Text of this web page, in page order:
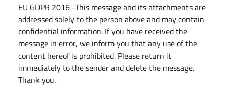
EU GDPR 2016 -This message and its attachments are
addressed solely to the person above and may contain
confidential information. If you have received the
message in error, we inform you that any use of the
content hereof is prohibited. Please return it
immediately to the sender and delete the message.
Thank you.